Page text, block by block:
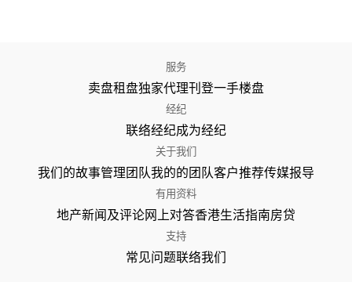
服务
卖盘租盘独家代理刊登一手楼盘
经纪
联络经纪成为经纪
关于我们
我们的故事管理团队我的的团队客户推荐传媒报导
有用资料
地产新闻及评论网上对答香港生活指南房贷
支持
常见问题联络我们